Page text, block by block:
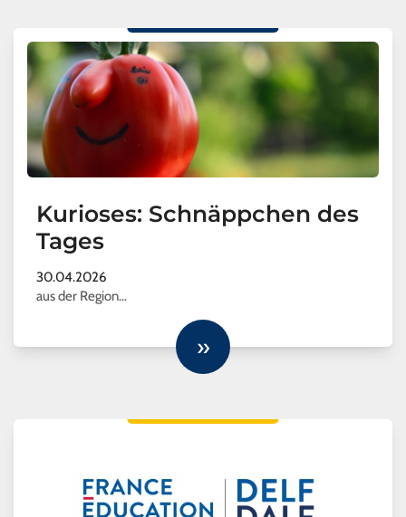
Kurioses: Schnäppchen des
Tages
30.04.2026
aus der Region…
»